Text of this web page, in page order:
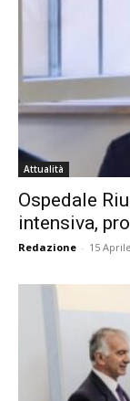
Attualità
Ospedale
intensiva,
Redazione - 15